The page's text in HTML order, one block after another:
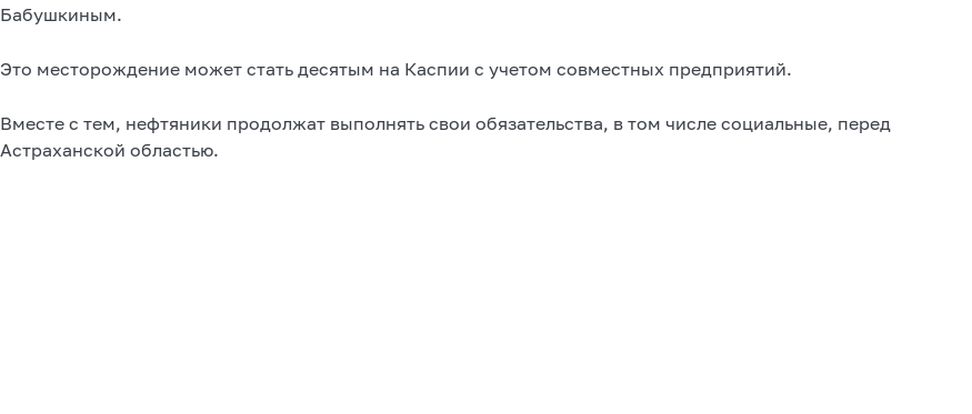
Бабушкиным.
Это месторождение может стать десятым на Каспии с учетом совместных предприятий.
Вместе с тем, нефтяники продолжат выполнять свои обязательства, в том числе социальные, перед
Астраханской областью.